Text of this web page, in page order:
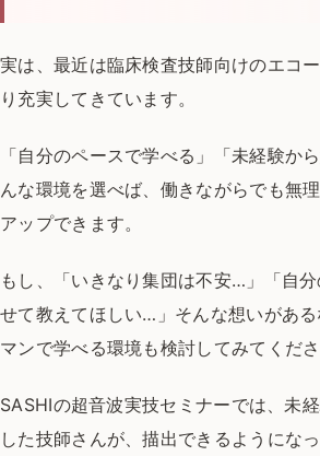
実は、最近は臨床検査技師向けのエコ
り充実してきています。
「自分のペースで学べる」 「未経験か
んな環境を選べば、 働きながらでも無
アップできます。
もし、 「いきなり集団は不安…」
「自
せて教えてほしい…」 そんな想いがある
マンで学べる環境も検討してみてくださ
SASHIの超音波実技セミナーでは、 未
した技師さんが、描出できるようにな